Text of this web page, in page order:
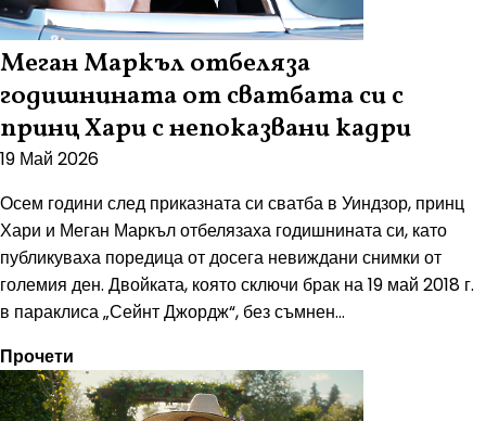
Меган Маркъл отбеляза
годишнината от сватбата си с
принц Хари с непоказвани кадри
19 Май 2026
Осем години след приказната си сватба в Уиндзор, принц
Хари и Меган Маркъл отбелязаха годишнината си, като
публикуваха поредица от досега невиждани снимки от
големия ден. Двойката, която сключи брак на 19 май 2018 г.
в параклиса „Сейнт Джордж“, без съмнен...
Прочети